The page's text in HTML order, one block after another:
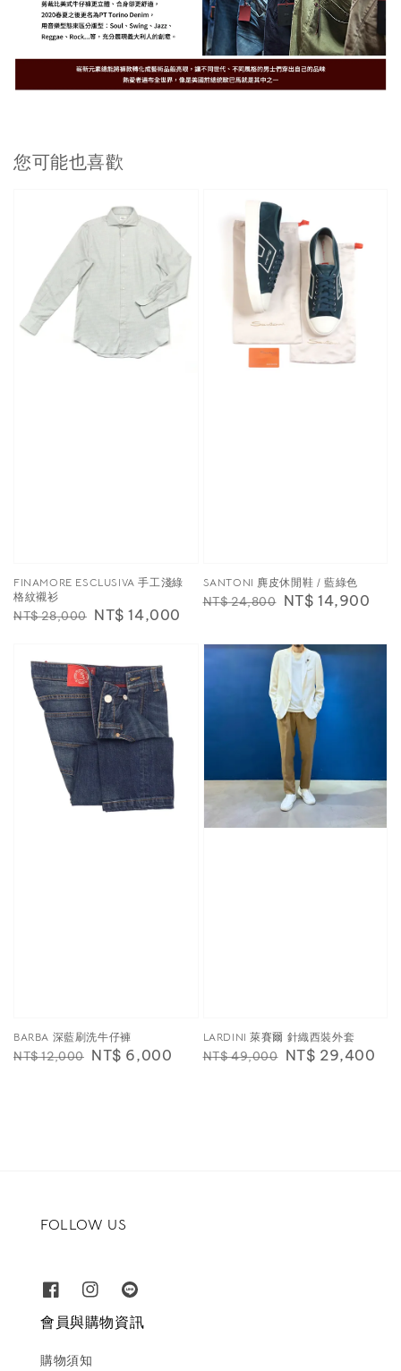
您可能也喜歡
FINAMORE ESCLUSIVA 手工淺綠
格紋襯衫
Regular
NT$ 28,000 Sale
NT$ 14,000
SANTONI 麂皮休閒鞋 / 藍綠色
Regular
NT$ 24,800 Sale
NT$ 14,900
BARBA 深藍刷洗牛仔褲
Regular
NT$ 12,000 Sale
NT$ 6,000
LARDINI 萊賽爾 針織西裝外套
Regular
NT$ 49,000 Sale
NT$ 29,400
FOLLOW US
會員與購物資訊
購物須知